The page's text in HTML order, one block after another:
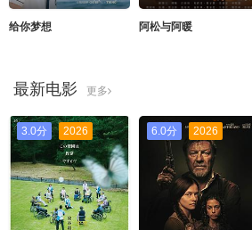
给你梦想 阿松与阿暖
最新电影 更多
3.0分 2026 6.0分 2026